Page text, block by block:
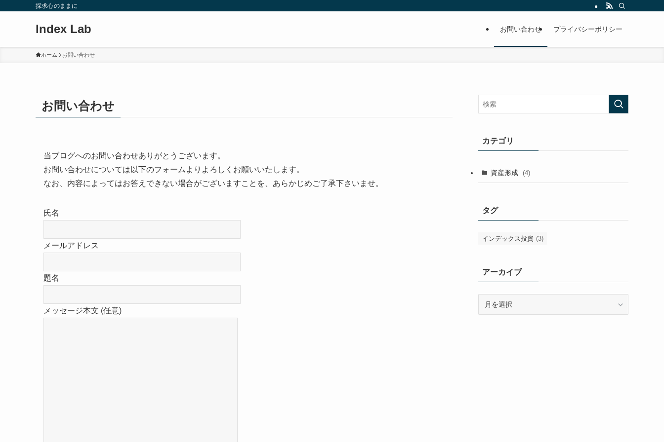
探求心のままに
Index Lab お問い合わせ プライバシーポリシー
ホーム お問い合わせ
お問い合わせ
当ブログへのお問い合わせありがとうございます。
お問い合わせについては以下のフォームよりよろしくお願いいたします。
なお、内容によってはお答えできない場合がございますことを、あらかじめご了承下さいませ。
氏名
メールアドレス
題名
メッセージ本文 (任意)
カテゴリ
資産形成 (4)
タグ
インデックス投資 (3)
アーカイブ